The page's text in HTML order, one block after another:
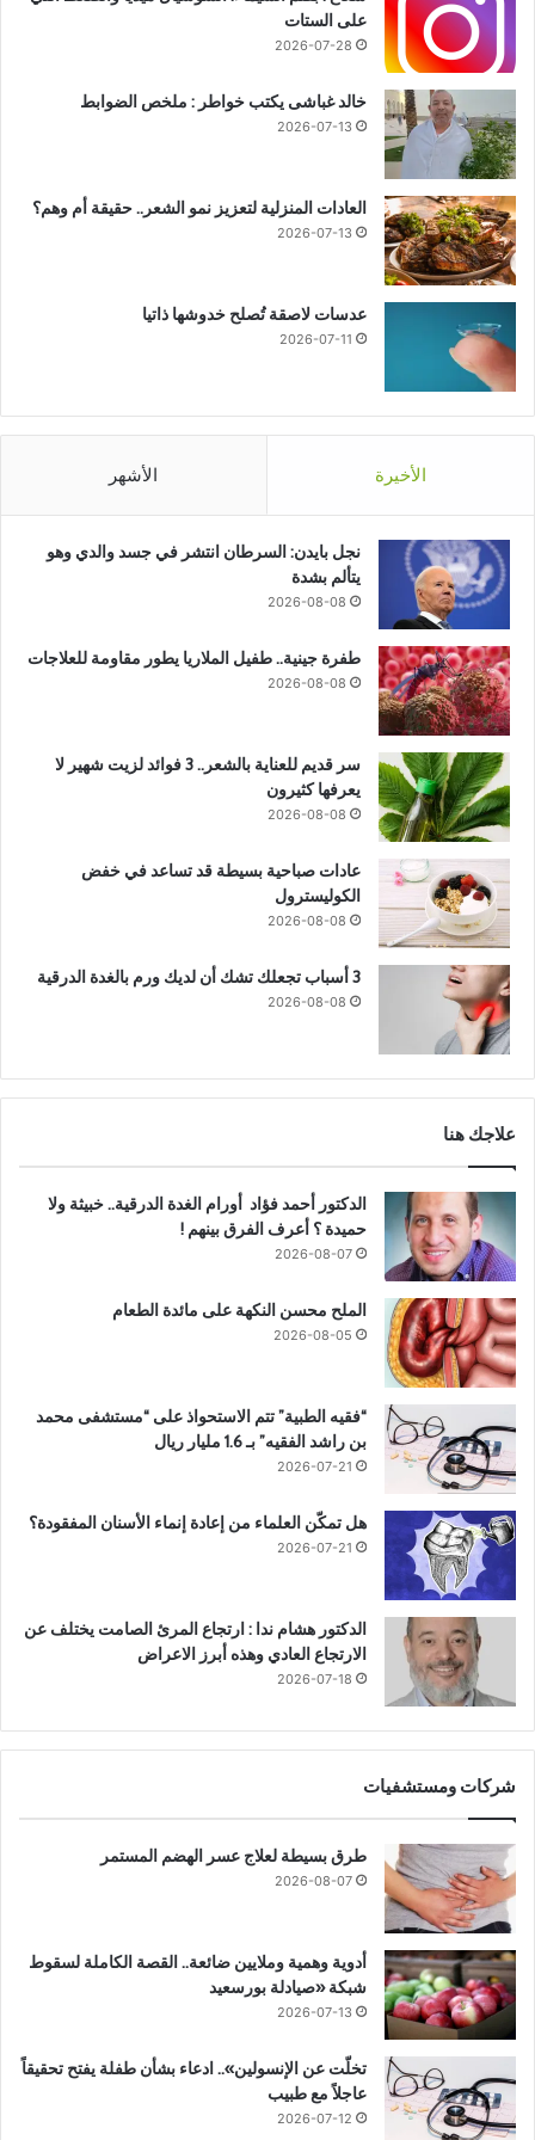
على الستات
2026-07-28
خالد غباشى يكتب خواطر : ملخص الضوابط
2026-07-13
العادات المنزلية لتعزيز نمو الشعر.. حقيقة أم وهم؟
2026-07-13
عدسات لاصقة تُصلح خدوشها ذاتيا
2026-07-11
الأخيرة الأشهر
نجل بايدن: السرطان انتشر في جسد والدي وهو
يتألم بشدة
2026-08-08
طفرة جينية.. طفيل الملاريا يطور مقاومة للعلاجات
2026-08-08
سر قديم للعناية بالشعر.. 3 فوائد لزيت شهير لا
يعرفها كثيرون
2026-08-08
عادات صباحية بسيطة قد تساعد في خفض
الكوليسترول
2026-08-08
3 أسباب تجعلك تشك أن لديك ورم بالغدة الدرقية
2026-08-08
علاجك هنا
الدكتور أحمد فؤاد أورام الغدة الدرقية.. خبيثة ولا
حميدة ؟ أعرف الفرق بينهم !
2026-08-07
الملح محسن النكهة على مائدة الطعام
2026-08-05
“فقيه الطبية” تتم الاستحواذ على “مستشفى محمد
بن راشد الفقيه” بـ 1.6 مليار ريال
2026-07-21
هل تمكّن العلماء من إعادة إنماء الأسنان المفقودة؟
2026-07-21
الدكتور هشام ندا : ارتجاع المرئ الصامت يختلف عن
الارتجاع العادي وهذه أبرز الاعراض
2026-07-18
شركات ومستشفيات
طرق بسيطة لعلاج عسر الهضم المستمر
2026-08-07
أدوية وهمية وملايين ضائعة.. القصة الكاملة لسقوط
شبكة «صيادلة بورسعيد
2026-07-13
تخلّت عن الإنسولين».. ادعاء بشأن طفلة يفتح تحقيقاً
عاجلاً مع طبيب
2026-07-12